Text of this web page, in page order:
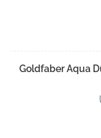
Goldfaber Aqua